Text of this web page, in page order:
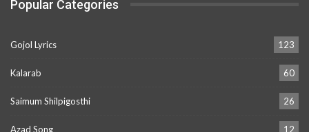
Popular Categories
Gojol Lyrics 123
Kalarab 60
Saimum Shilpigosthi 26
Azad Song 12